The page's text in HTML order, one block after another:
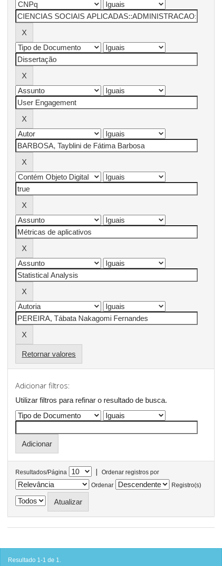
Retornar valores
Adicionar filtros:
Utilizar filtros para refinar o resultado de busca.
Resultados/Página |
Ordenar registros por
Ordenar
Registro(s)
Resultado 1-1 de 1.